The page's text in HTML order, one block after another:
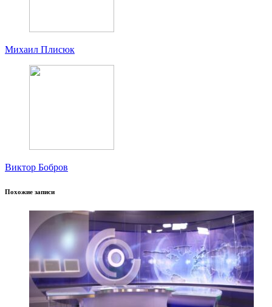
Михаил Плисюк
Виктор Бобров
Похожие записи